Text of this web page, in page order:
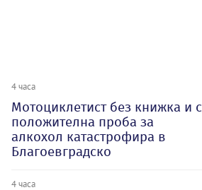
4 часа
Мотоциклетист без книжка и с
положителна проба за
алкохол катастрофира в
Благоевградско
4 часа